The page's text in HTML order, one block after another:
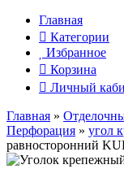
Главная
Категории
Избранное
Корзина
Личный
Главная »
Перфорация » угол
равносторонний